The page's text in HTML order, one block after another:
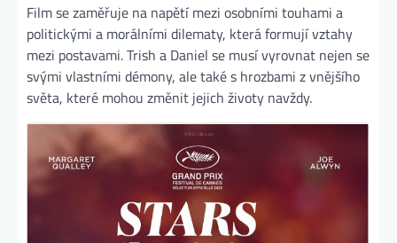
Film se zaměřuje na napětí mezi osobními touhami a
politickými a morálními dilematy, která formují vztahy
mezi postavami. Trish a Daniel se musí vyrovnat nejen se
svými vlastními démony, ale také s hrozbami z vnějšího
světa, které mohou změnit jejich životy navždy.